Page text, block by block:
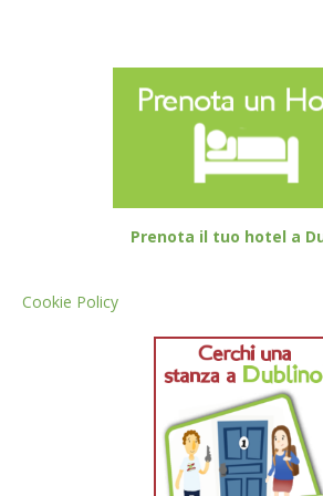
Prenota il tuo hotel a
Cookie Policy